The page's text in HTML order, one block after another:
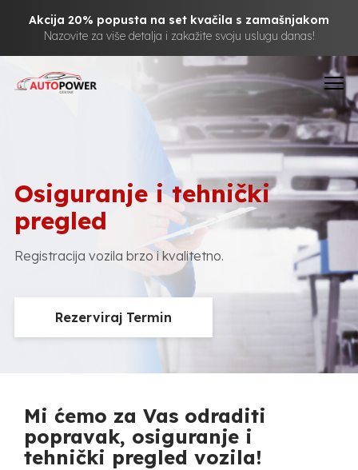
Akcija 20% popusta na set kvačila s zamašnjakom
Nazovite za više detalja i zakažite svoju uslugu danas!
Osiguranje i tehnički
pregled
Registracija vozila brzo i kvalitetno.
Rezerviraj Termin
Mi ćemo za Vas odraditi
popravak, osiguranje i
tehnički pregled vozila!